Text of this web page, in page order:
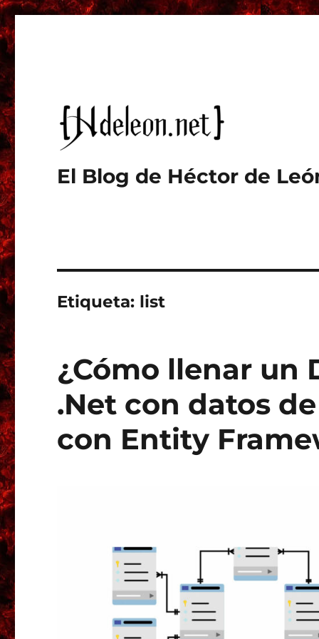
El Blog de Héctor de
Etiqueta: list
¿Cómo llenar un
.Net con datos
con Entity